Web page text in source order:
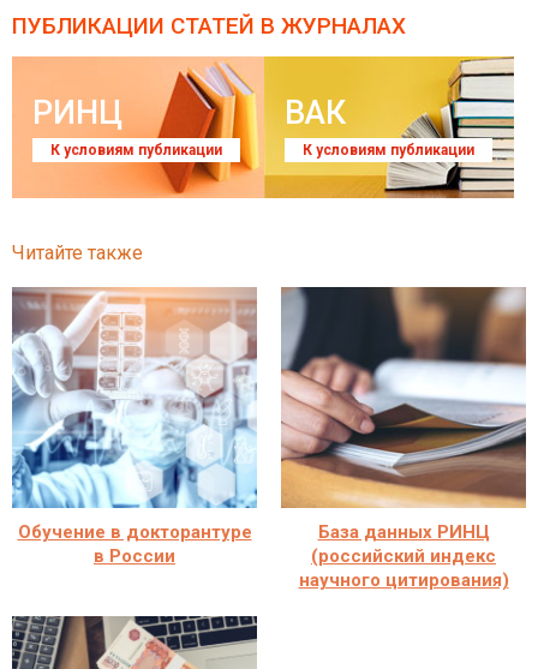
ПУБЛИКАЦИИ СТАТЕЙ В ЖУРНАЛАХ
РИНЦ
К условиям публикации
ВАК
К условиям публикации
Читайте также
Обучение в докторантуре
в России
База данных РИНЦ
(российский индекс
научного цитирования)